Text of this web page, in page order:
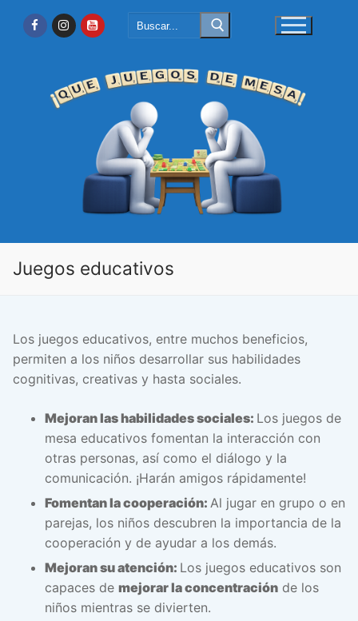
Buscar:
Juegos educativos
Los juegos educativos, entre muchos beneficios,
permiten a los niños desarrollar sus habilidades
cognitivas, creativas y hasta sociales.
Mejoran las habilidades sociales: Los juegos de
mesa educativos fomentan la interacción con
otras personas, así como el diálogo y la
comunicación. ¡Harán amigos rápidamente!
Fomentan la cooperación: Al jugar en grupo o en
parejas, los niños descubren la importancia de la
cooperación y de ayudar a los demás.
Mejoran su atención: Los juegos educativos son
capaces de mejorar la concentración de los
niños mientras se divierten.